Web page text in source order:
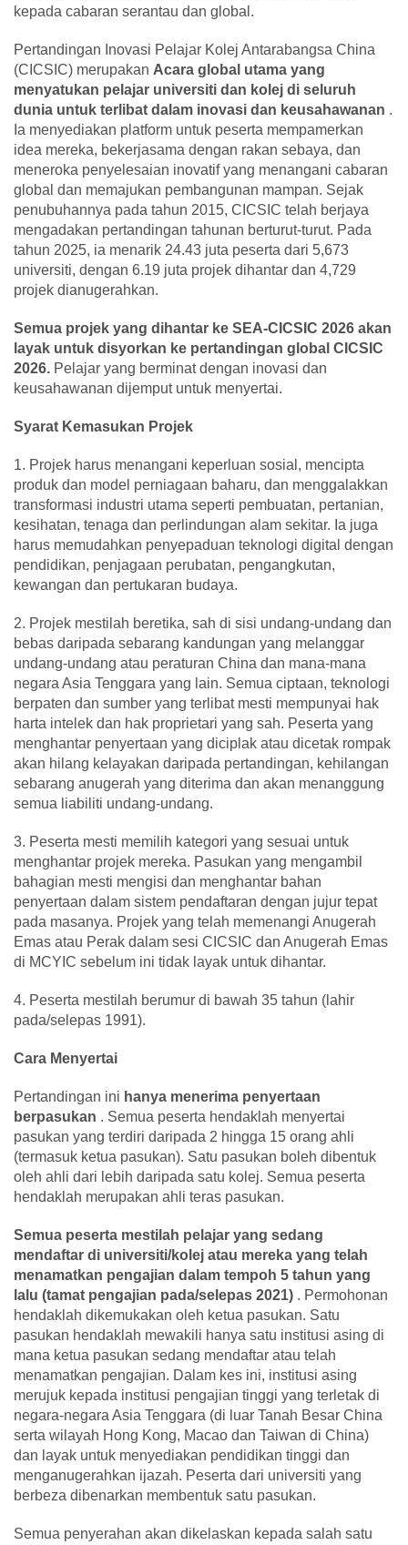
kepada cabaran serantau dan global.
Pertandingan Inovasi Pelajar Kolej Antarabangsa China
(CICSIC) merupakan Acara global utama yang
menyatukan pelajar universiti dan kolej di seluruh
dunia untuk terlibat dalam inovasi dan keusahawanan .
Ia menyediakan platform untuk peserta mempamerkan
idea mereka, bekerjasama dengan rakan sebaya, dan
meneroka penyelesaian inovatif yang menangani cabaran
global dan memajukan pembangunan mampan. Sejak
penubuhannya pada tahun 2015, CICSIC telah berjaya
mengadakan pertandingan tahunan berturut-turut. Pada
tahun 2025, ia menarik 24.43 juta peserta dari 5,673
universiti, dengan 6.19 juta projek dihantar dan 4,729
projek dianugerahkan.
Semua projek yang dihantar ke SEA-CICSIC 2026 akan
layak untuk disyorkan ke pertandingan global CICSIC
2026. Pelajar yang berminat dengan inovasi dan
keusahawanan dijemput untuk menyertai.
Syarat Kemasukan Projek
1. Projek harus menangani keperluan sosial, mencipta
produk dan model perniagaan baharu, dan menggalakkan
transformasi industri utama seperti pembuatan, pertanian,
kesihatan, tenaga dan perlindungan alam sekitar. Ia juga
harus memudahkan penyepaduan teknologi digital dengan
pendidikan, penjagaan perubatan, pengangkutan,
kewangan dan pertukaran budaya.
2. Projek mestilah beretika, sah di sisi undang-undang dan
bebas daripada sebarang kandungan yang melanggar
undang-undang atau peraturan China dan mana-mana
negara Asia Tenggara yang lain. Semua ciptaan, teknologi
berpaten dan sumber yang terlibat mesti mempunyai hak
harta intelek dan hak proprietari yang sah. Peserta yang
menghantar penyertaan yang diciplak atau dicetak rompak
akan hilang kelayakan daripada pertandingan, kehilangan
sebarang anugerah yang diterima dan akan menanggung
semua liabiliti undang-undang.
3. Peserta mesti memilih kategori yang sesuai untuk
menghantar projek mereka. Pasukan yang mengambil
bahagian mesti mengisi dan menghantar bahan
penyertaan dalam sistem pendaftaran dengan jujur tepat
pada masanya. Projek yang telah memenangi Anugerah
Emas atau Perak dalam sesi CICSIC dan Anugerah Emas
di MCYIC sebelum ini tidak layak untuk dihantar.
4. Peserta mestilah berumur di bawah 35 tahun (lahir
pada/selepas 1991).
Cara Menyertai
Pertandingan ini hanya menerima penyertaan
berpasukan . Semua peserta hendaklah menyertai
pasukan yang terdiri daripada 2 hingga 15 orang ahli
(termasuk ketua pasukan). Satu pasukan boleh dibentuk
oleh ahli dari lebih daripada satu kolej. Semua peserta
hendaklah merupakan ahli teras pasukan.
Semua peserta mestilah pelajar yang sedang
mendaftar di universiti/kolej atau mereka yang telah
menamatkan pengajian dalam tempoh 5 tahun yang
lalu (tamat pengajian pada/selepas 2021) . Permohonan
hendaklah dikemukakan oleh ketua pasukan. Satu
pasukan hendaklah mewakili hanya satu institusi asing di
mana ketua pasukan sedang mendaftar atau telah
menamatkan pengajian. Dalam kes ini, institusi asing
merujuk kepada institusi pengajian tinggi yang terletak di
negara-negara Asia Tenggara (di luar Tanah Besar China
serta wilayah Hong Kong, Macao dan Taiwan di China)
dan layak untuk menyediakan pendidikan tinggi dan
menganugerahkan ijazah. Peserta dari universiti yang
berbeza dibenarkan membentuk satu pasukan.
Semua penyerahan akan dikelaskan kepada salah satu